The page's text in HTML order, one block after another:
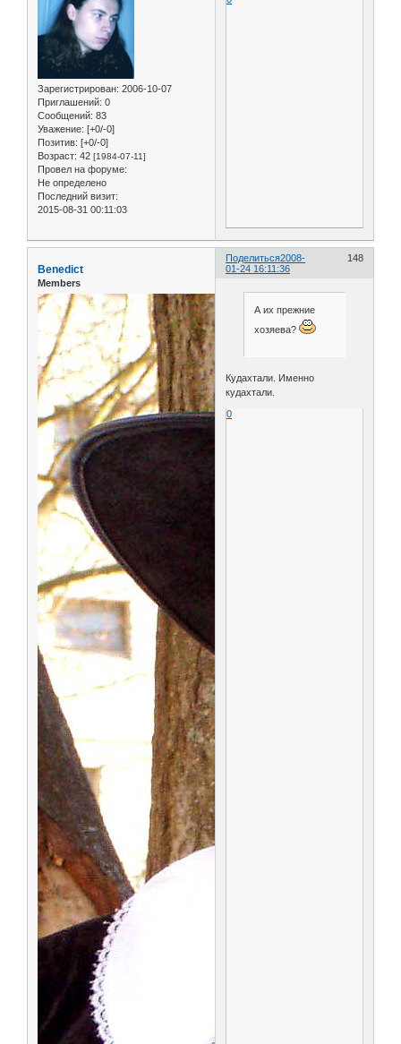
Зарегистрирован: 2006-10-07
Приглашений: 0
Сообщений: 83
Уважение: [+0/-0]
Позитив: [+0/-0]
Возраст: 42 [1984-07-11]
Провел на форуме:
Не определено
Последний визит:
2015-08-31 00:11:03
Поделиться 148
2008-
01-24 16:11:36
Benedict
Members
А их прежние
хозяева?
Кудахтали. Именно
кудахтали.
0